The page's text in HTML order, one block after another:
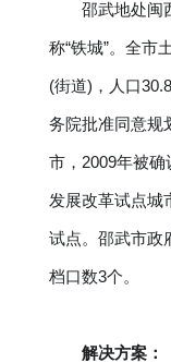
邵武地处闽西
称“铁城”。全市
(街道)，人口
务院批准同意规
市，2009年被
发展改革试点城
试点。邵武市政
档口数3个。
解决方案：